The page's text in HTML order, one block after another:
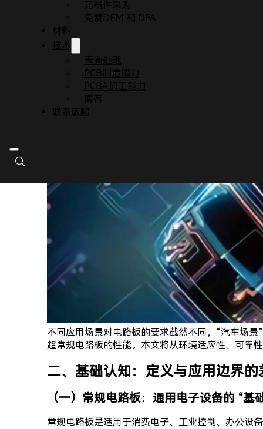
元器件采购
免费DFM 和 DFA
材料
技术
表面处理
PCB制造能力
PCBA加工能力
博客
联系敬鹏
不同应用场景对电路板的要求截然不同，“汽车场
超常规电路板的性能。本文将从环境适应性、可靠
二、基础认知：定义与应用边界的
（一）常规电路板：通用电子设备的 “基
常规电路板是适用于消费电子、工业控制、办公设